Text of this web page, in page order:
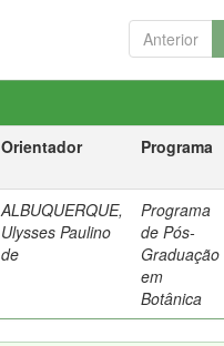
Anterior
Orientador Programa
ALBUQUERQUE,
Ulysses Paulino
de
Programa
de Pós-
Graduação
em
Botânica